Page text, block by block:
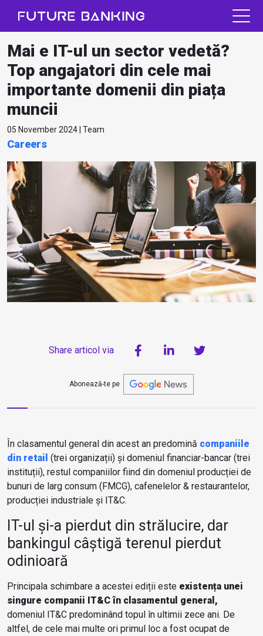
Mai e IT-ul un sector vedetă?
Top angajatori din cele mai
importante domenii din piața
muncii
05 November 2024 | Team
Careers
Share articol via
Abonează-te pe
În clasamentul general din acest an predomină companiile
din retail (trei organizații) și domeniul financiar-bancar (trei
instituții), restul companiilor fiind din domeniul producției de
bunuri de larg consum (FMCG), cafenelelor & restaurantelor,
producției industriale și IT&C.
IT-ul și-a pierdut din strălucire, dar
bankingul câștigă terenul pierdut
odinioară
Principala schimbare a acestei ediții este existența unei
singure companii IT&C în clasamentul general,
domeniul IT&C predominând topul în ultimii zece ani. De
altfel, de cele mai multe ori primul loc a fost ocupat de